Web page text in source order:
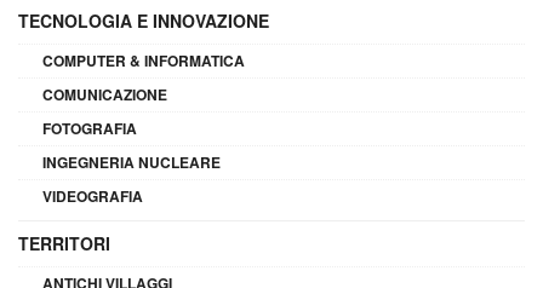
TECNOLOGIA E INNOVAZIONE
COMPUTER & INFORMATICA
COMUNICAZIONE
FOTOGRAFIA
INGEGNERIA NUCLEARE
VIDEOGRAFIA
TERRITORI
ANTICHI VILLAGGI